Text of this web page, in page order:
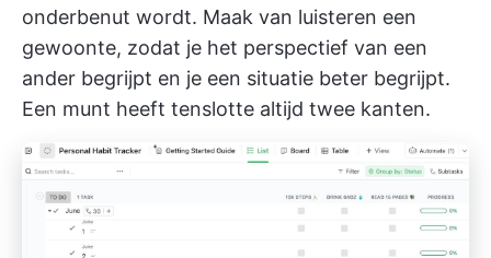
onderbenut wordt. Maak van luisteren een
gewoonte, zodat je het perspectief van een
ander begrijpt en je een situatie beter begrijpt.
Een munt heeft tenslotte altijd twee kanten.